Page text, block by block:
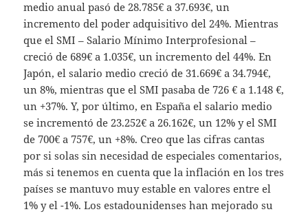
medio anual pasó de 28.785€ a 37.693€, un
incremento del poder adquisitivo del 24%. Mientras
que el SMI – Salario Mínimo Interprofesional –
creció de 689€ a 1.035€, un incremento del 44%. En
Japón, el salario medio creció de 31.669€ a 34.794€,
un 8%, mientras que el SMI pasaba de 726 € a 1.148 €,
un +37%. Y, por último, en España el salario medio
se incrementó de 23.252€ a 26.162€, un 12% y el SMI
de 700€ a 757€, un +8%. Creo que las cifras cantas
por si solas sin necesidad de especiales comentarios,
más si tenemos en cuenta que la inflación en los tres
países se mantuvo muy estable en valores entre el
1% y el -1%. Los estadounidenses han mejorado su